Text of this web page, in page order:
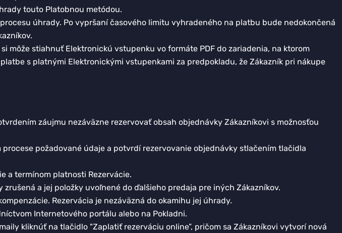
touto Platobnou metódou.
úhrady. Po vypršaní časového limitu vyhradeného na platbu bude nedokončená
môže stiahnuť Elektronickú vstupenku vo formáte PDF do zariadenia, na ktorom
s platnými Elektronickými vstupenkami za predpokladu, že Zákazník pri nákupe
záujmu nezáväzne rezervovať obsah objednávky Zákazníkovi s možnosťou
požadované údaje a potvrdí rezervovanie objednávky stlačením tlačidla
a termínom platnosti Rezervácie.
a jej položky uvoľnené do ďalšieho predaja pre iných Zákazníkov.
Rezervácia je nezáväzná do okamihu jej úhrady.
Internetového portálu alebo na Pokladni.
kliknúť na tlačidlo "Zaplatiť rezerváciu online”, pričom sa Zákazníkovi vytvorí nová